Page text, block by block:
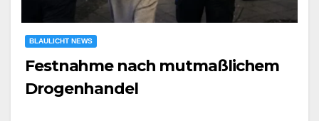
BLAULICHT NEWS
Festnahme nach mutmaßlichem
Drogenhandel